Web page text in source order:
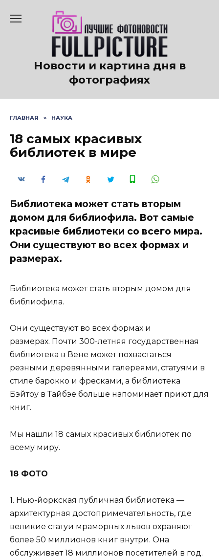
содержанию
Новости и картина дня в
фотографиях
ГЛАВНАЯ » НАУКА
18 самых красивых
библиотек в мире
Библиотека может стать вторым
домом для библиофила. Вот самые
красивые библиотеки со всего мира.
Они существуют во всех формах и
размерах.
Библиотека может стать вторым домом для
библиофила.
Они существуют во всех формах и
размерах. Почти 300-летняя государственная
библиотека в Вене может похвастаться
резными деревянными галереями, статуями в
стиле барокко и фресками, а библиотека
Бэйтоу в Тайбэе больше напоминает приют для
книг.
Мы нашли 18 самых красивых библиотек по
всему миру.
18 ФОТО
1. Нью-йоркская публичная библиотека —
архитектурная достопримечательность, где
великие статуи мраморных львов охраняют
более 50 миллионов книг внутри. Она
обслуживает 18 миллионов посетителей в год.